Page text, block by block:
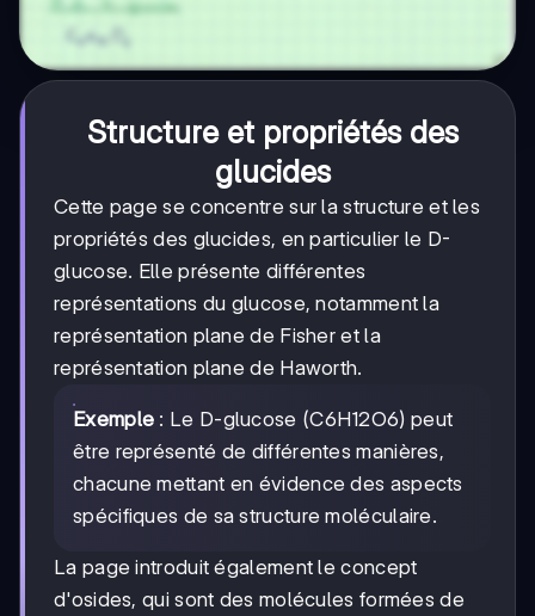
Structure et propriétés des
glucides
Cette page se concentre sur la structure et les
propriétés des glucides, en particulier le D-
glucose. Elle présente différentes
représentations du glucose, notamment la
représentation plane de Fisher et la
représentation plane de Haworth.
Exemple : Le D-glucose (C6H12O6) peut
être représenté de différentes manières,
chacune mettant en évidence des aspects
spécifiques de sa structure moléculaire.
La page introduit également le concept
d'osides, qui sont des molécules formées de